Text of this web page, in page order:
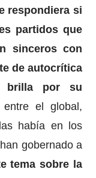
respondiera si
partidos que
sinceros con
de autocrítica
brilla por su
entre el global,
había en los
gobernado a
tema sobre la